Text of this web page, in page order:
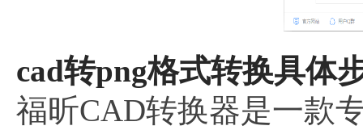
cad转png格式转换具体
福昕CAD转换器是一款